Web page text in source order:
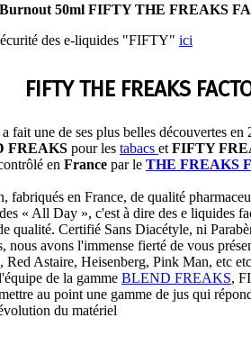
50ml FIFTY THE FREAKS
des e-liquides "FIFTY" ici
FIFTY THE FREAKS
une de ses plus belles découvertes en
FREAKS pour les tabacs et FIFTY
en France par le THE FREAKS
fabriqués en France, de qualité
« All Day », c'est à dire des e liquides
qualité. Certifié Sans Diacétyle, ni
nous avons l'immense fierté de vous
Astaire, Heisenberg, Pink Man, etc
de la gamme BLEND FREAKS,
au point une gamme de jus qui
du matériel